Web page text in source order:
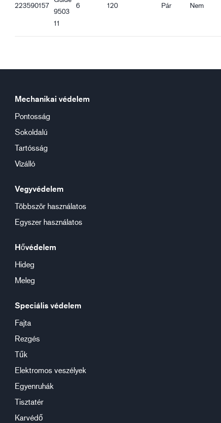
223590157
9503
11
6 120 Pár Nem
Mechanikai védelem
Pontosság
Sokoldalú
Tartósság
Vízálló
Vegyvédelem
Többször használatos
Egyszer használatos
Hővédelem
Hideg
Meleg
Speciális védelem
Fajta
Rezgés
Tűk
Elektromos veszélyek
Egyenruhák
Tisztatér
Karvédő